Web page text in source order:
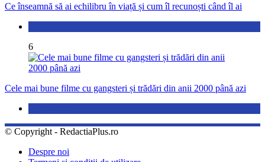
Ce înseamnă să ai echilibru în viață și cum îl recunoști când îl ai
6
Cele mai bune filme cu gangsteri și trădări din anii 2000 până azi
© Copyright - RedactiaPlus.ro
Despre noi